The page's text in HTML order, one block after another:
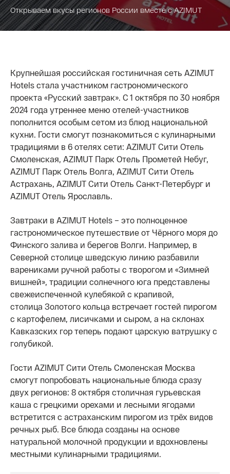
Открываем вкусы регионов России вместе с AZIMUT
Крупнейшая российская гостиничная сеть AZIMUT
Hotels стала участником гастрономического
проекта «Русский завтрак». С 1 октября по 30 ноября
2024 года утреннее меню отелей-участников
пополнится особым сетом из блюд национальной
кухни. Гости смогут познакомиться с кулинарными
традициями в 6 отелях сети: AZIMUT Сити Отель
Смоленская, AZIMUT Парк Отель Прометей Небуг,
AZIMUT Парк Отель Волга, AZIMUT Сити Отель
Астрахань, AZIMUT Сити Отель Санкт-Петербург и
AZIMUT Отель Ярославль.
Завтраки в AZIMUT Hotels – это полноценное
гастрономическое путешествие от Чёрного моря до
Финского залива и берегов Волги. Например, в
Северной столице шведскую линию разбавили
варениками ручной работы с творогом и «Зимней
вишней», традиции солнечного юга представлены
свежеиспеченной кулебякой с крапивой,
столица Золотого кольца встречает гостей пирогом
с картофелем, лисичками и сыром, а на склонах
Кавказских гор теперь подают царскую ватрушку с
голубикой.
Гости AZIMUT Сити Отель Смоленская Москва
смогут попробовать национальные блюда сразу
двух регионов: 8 октября столичная гурьевская
каша с грецкими орехами и лесными ягодами
встретится с астраханским пирогом из трёх видов
речных рыб. Все блюда созданы на основе
натуральной молочной продукции и вдохновлены
местными кулинарными традициями.